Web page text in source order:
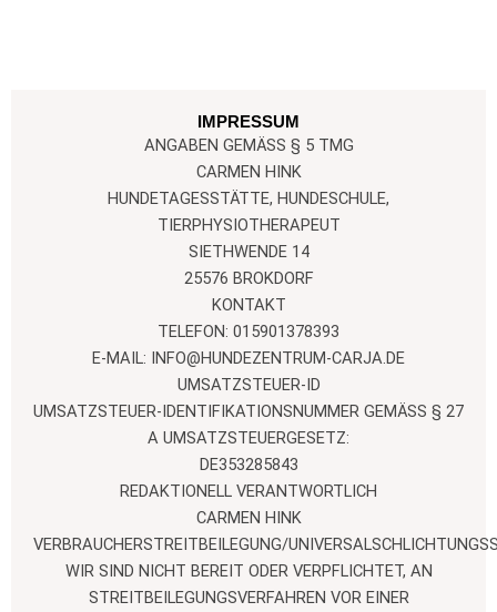
IMPRESSUM
ANGABEN GEMÄSS § 5 TMG
CARMEN HINK
HUNDETAGESSTÄTTE, HUNDESCHULE,
TIERPHYSIOTHERAPEUT
SIETHWENDE 14
25576 BROKDORF
KONTAKT
TELEFON: 015901378393
E-MAIL: INFO@HUNDEZENTRUM-CARJA.DE
UMSATZSTEUER-ID
UMSATZSTEUER-IDENTIFIKATIONSNUMMER GEMÄSS § 27 A
UMSATZSTEUERGESETZ:
DE353285843
REDAKTIONELL VERANTWORTLICH
CARMEN HINK
VERBRAUCHERSTREITBEILEGUNG/
WIR SIND NICHT BEREIT ODER VERPFLICHTET, AN
STREITBEILEGUNGSVERFAHREN VOR EINER